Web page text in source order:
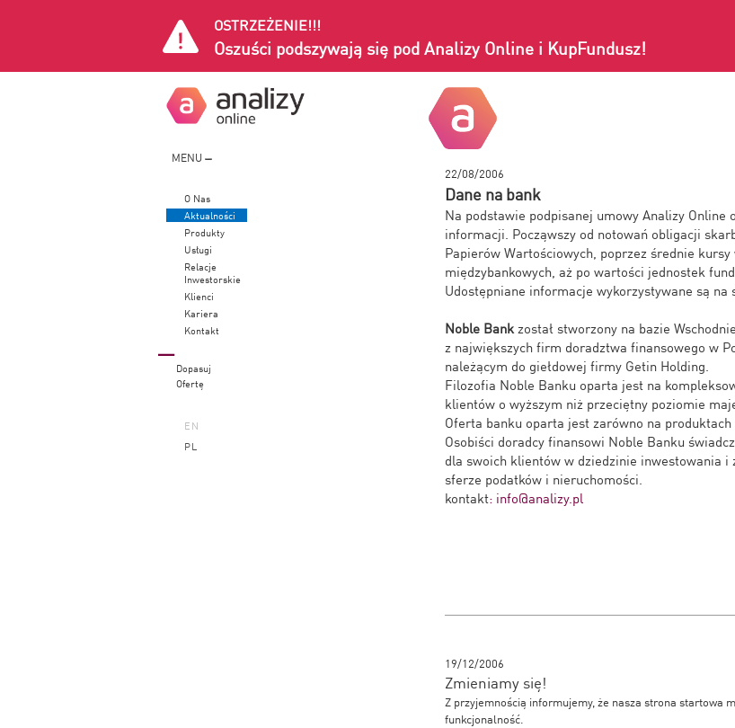
OSTRZEŻENIE!!!
Oszuści podszywają się pod Analizy Online i KupFundusz!
MENU
O Nas
Aktualności
Produkty
Usługi
Relacje
Inwestorskie
Klienci
Kariera
Kontakt
Dopasuj
Ofertę
EN
PL
22/08/2006
Dane na bank
Na podstawie podpisanej umowy Analizy
informacji. Począwszy od notowań obligacji
Papierów Wartościowych, poprzez średnie
międzybankowych, aż po wartości jednostek
Udostępniane informacje wykorzystywane są
Noble Bankzostał stworzony na bazie
z największych firm doradztwa finansowego w
należącym do giełdowej firmy Getin Holding.
Filozofia Noble Banku oparta jest na
klientów o wyższym niż przeciętny poziomie
Oferta banku oparta jest zarówno na
Osobiści doradcy finansowi Noble Banku
dla swoich klientów w dziedzinie inwestowania
sferze podatków i nieruchomości.
kontakt: info@analizy.pl
19/12/2006
Zmieniamy się!
Z przyjemnością informujemy, że nasza strona startowa
funkcjonalność.